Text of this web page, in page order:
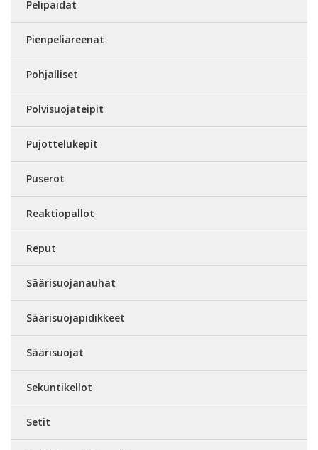
Pelipaidat
Pienpeliareenat
Pohjalliset
Polvisuojateipit
Pujottelukepit
Puserot
Reaktiopallot
Reput
Säärisuojanauhat
Säärisuojapidikkeet
Säärisuojat
Sekuntikellot
Setit